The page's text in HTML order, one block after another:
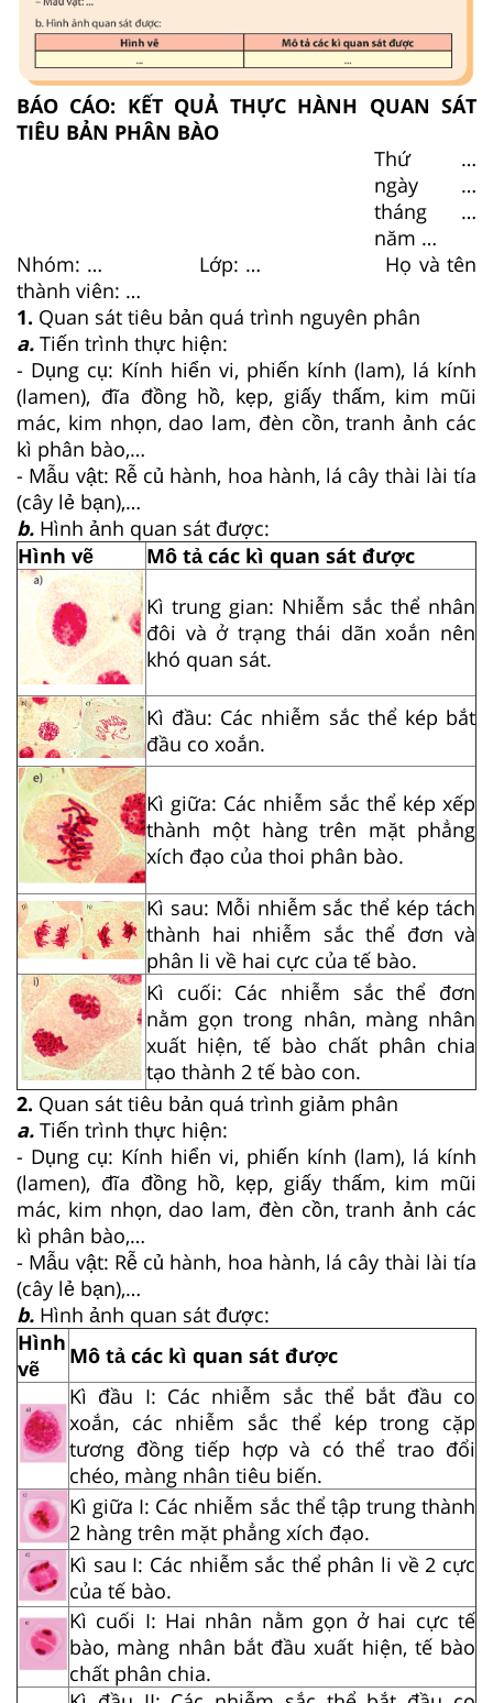
BÁO CÁO: KẾT QUẢ THỰC HÀNH QUAN SÁT
TIÊU BẢN PHÂN BÀO
Thứ …
ngày …
tháng …
năm …
Nhóm: …
Lớp: …
Họ và tên
thành viên: …
1. Quan sát tiêu bản quá trình nguyên phân
a. Tiến trình thực hiện:
- Dụng cụ: Kính hiển vi, phiến kính (lam), lá kính
(lamen), đĩa đồng hồ, kẹp, giấy thấm, kim mũi
mác, kim nhọn, dao lam, đèn cồn, tranh ảnh các
kì phân bào,…
- Mẫu vật: Rễ củ hành, hoa hành, lá cây thài lài tía
(cây lẻ bạn),…
b. Hình ảnh quan sát được:
Hình vẽ
Mô tả các kì quan sát được
Kì trung gian: Nhiễm sắc thể nhân
đôi và ở trạng thái dãn xoắn nên
khó quan sát.
Kì đầu: Các nhiễm sắc thể kép bắt
đầu co xoắn.
Kì giữa: Các nhiễm sắc thể kép xếp
thành một hàng trên mặt phẳng
xích đạo của thoi phân bào.
Kì sau: Mỗi nhiễm sắc thể kép tách
thành hai nhiễm sắc thể đơn và
phân li về hai cực của tế bào.
Kì cuối: Các nhiễm sắc thể đơn
nằm gọn trong nhân, màng nhân
xuất hiện, tế bào chất phân chia
tạo thành 2 tế bào con.
2. Quan sát tiêu bản quá trình giảm phân
a. Tiến trình thực hiện:
- Dụng cụ: Kính hiển vi, phiến kính (lam), lá kính
(lamen), đĩa đồng hồ, kẹp, giấy thấm, kim mũi
mác, kim nhọn, dao lam, đèn cồn, tranh ảnh các
kì phân bào,…
- Mẫu vật: Rễ củ hành, hoa hành, lá cây thài lài tía
(cây lẻ bạn),…
b. Hình ảnh quan sát được:
Hình
vẽ
Mô tả các kì quan sát được
Kì đầu I: Các nhiễm sắc thể bắt đầu co
xoắn, các nhiễm sắc thể kép trong cặp
tương đồng tiếp hợp và có thể trao đổi
chéo, màng nhân tiêu biến.
Kì giữa I: Các nhiễm sắc thể tập trung thành
2 hàng trên mặt phẳng xích đạo.
Kì sau I: Các nhiễm sắc thể phân li về 2 cực
của tế bào.
Kì cuối I: Hai nhân nằm gọn ở hai cực tế
bào, màng nhân bắt đầu xuất hiện, tế bào
chất phân chia.